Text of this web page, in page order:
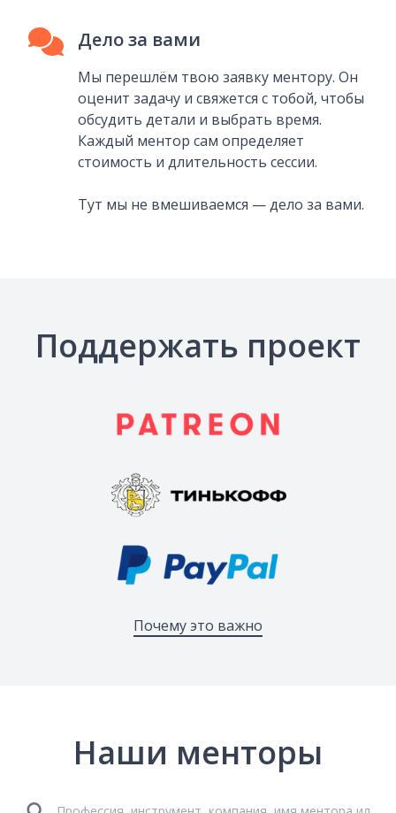
Дело за вами
Мы перешлём твою заявку ментору. Он
оценит задачу и свяжется с тобой, чтобы
обсудить детали и выбрать время.
Каждый ментор сам определяет
стоимость и длительность сессии.
Тут мы не вмешиваемся — дело за вами.
Поддержать проект
Почему это важно
Наши менторы